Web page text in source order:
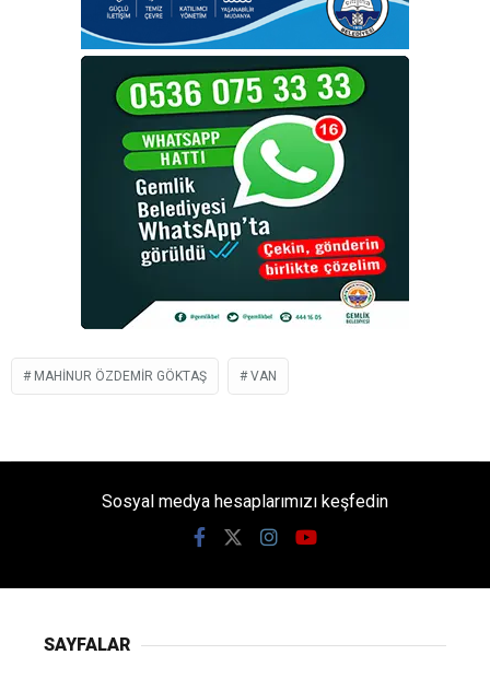
MAHINUR ÖZDEMIR GÖKTAŞ VAN
Sosyal medya hesaplarımızı keşfedin
SAYFALAR